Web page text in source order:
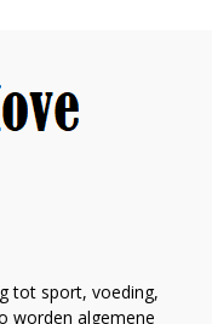
tot sport, voeding,
worden algemene